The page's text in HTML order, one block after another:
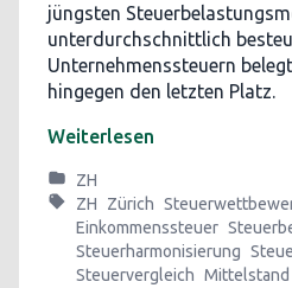
jüngsten
unterdurchschnittlich
Unternehmenssteuern
hingegen den letzten Platz.
Weiterlesen
ZH
ZH
Zürich
Einkommenssteuer
Steuerharmonisierung
Steuervergleich Mittelstand